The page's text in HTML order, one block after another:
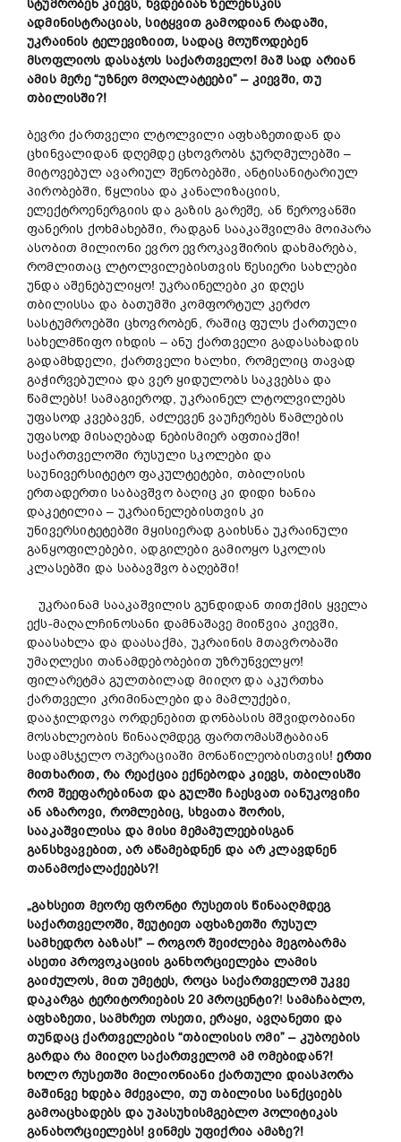
სტუმრობენკიევს, ხვდებიანზელენსკის
ადმინისტრაციას,სიტყვით გამოდიან რადაში,
უკრაინის ტელევიზიით,სადაც მოუწოდებენ
მსოფლიოს დასაჯოს საქართველო!მაშ სად არიან
ამისმერე “უზნეო მოღალატეები” – კიევში,თუ
თბილისში?!
ბევრი ქართველი ლტოლვილი აფხაზეთიდან და
ცხინვალიდან დღემდე ცხოვრობს ჯურღმულებში –
მიტოვებულ ავარიულ შენობებში, ანტისანიტარიულ
პირობებში, წყლისა და კანალიზაციის,
ელექტროენერგიის და გაზის გარეშე, ან წეროვანში
ფანერის ქოხმახებში, რადგან სააკაშვილმა მოიპარა
ასობით მილიონი ევრო ევროკავშირის დახმარება,
რომლითაც ლტოლვილებისთვის წესიერი სახლები
უნდა აშენებულიყო! უკრაინელები კი დღეს
თბილისსა და ბათუმში კომფორტულ კერძო
სასტუმროებში ცხოვრობენ, რაშიც ფულს ქართული
სახელმწიფო იხდის – ანუ ქართველი გადასახადის
გადამხდელი, ქართველი ხალხი, რომელიც თავად
გაჭირვებულია და ვერ ყიდულობს საკვებსა და
წამლებს! სამაგიეროდ, უკრაინელ ლტოლვილებს
უფასოდ კვებავენ, აძლევენ ვაუჩერებს წამლების
უფასოდ მისაღებად ნებისმიერ აფთიაქში!
საქართველოში რუსული სკოლები და
საუნივერსიტეტო ფაკულტეტები, თბილისის
ერთადერთი საბავშვო ბაღიც კი დიდი ხანია
დაკეტილია – უკრაინელებისთვის კი
უნივერსიტეტებში მყისიერად გაიხსნა უკრაინული
განყოფილებები, ადგილები გამიოყო სკოლის
კლასებში და საბავშვო ბაღებში!
უკრაინამ სააკაშვილის გუნდიდან თითქმის ყველა
ექს-მაღალჩინოსანი დამნაშავე მიიწვია კიევში,
დაასახლა და დაასაქმა, უკრაინის მთავრობაში
უმაღლესი თანამდებობებით უზრუნველყო!
ფილარეტმა გულთბილად მიიღო და აკურთხა
ქართველი კრიმინალები და მამლუქები,
დააჯილდოვა ორდენებით დონბასის მშვიდობიანი
მოსახლეობის წინააღმდეგ ფართომასშტაბიან
სადამსჯელო ოპერაციაში მონაწილეობისთვის!ერთი
მითხარით,რა რეაქციაექნებოდაკიევს, თბილისში
რომ შეეფარებინათ დაგულში ჩაესვათიანუკოვიჩი
ან აზაროვი, რომლებიც, სხვათაშორის,
სააკაშვილისა დამისიმემამულეებისგან
განსხვავებით, არ აწამებდნენ და არკლავდნენ
თანამოქალაქეებს?!
„გახსეით მეორეფრონტი რუსეთის წინააღმდეგ
საქართველოში, შეუტიეთ აფხაზეთში რუსულ
სამხედრო ბაზას!” –როგორშეიძლებამეგობარმა
ასეთიპროვოკაციის განხორციელება ლამის
გაიძულოს,მით უმეტეს, როცა საქართველომუკვე
დაკარგა ტერიტორიების 20პროცენტი?!სამაჩაბლო,
აფხაზეთი,სამხრეთ ოსეთი,ერაყი, ავღანეთი და
თუნდაცქართველების “თბილისისომი” – კუბოების
გარდარა მიიღოსაქართველომ ამომებიდან?!
ხოლორუსეთში მილიონიანიქართული დიასპორა
მაშინვე ხდება მძევალი, თუთბილისისანქციებს
გამოაცხადებს დაუპასუხისმგებლო პოლიტიკას
განახორციელებს!ვინმეს უფიქრია ამაზე?!